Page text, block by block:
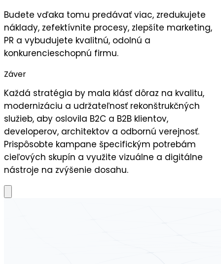
Budete vďaka tomu predávať viac, zredukujete
náklady, zefektívnite procesy, zlepšíte marketing,
PR a vybudujete kvalitnú, odolnú a
konkurencieschopnú firmu.
Záver
Každá stratégia by mala klásť dôraz na kvalitu,
modernizáciu a udržateľnosťrekonštrukčných
služieb, aby oslovila B2C a B2B klientov,
developerov, architektov a odbornú verejnosť.
Prispôsobte kampane špecifickým potrebám
cieľových skupín a využite vizuálne a digitálne
nástroje na zvýšenie dosahu.